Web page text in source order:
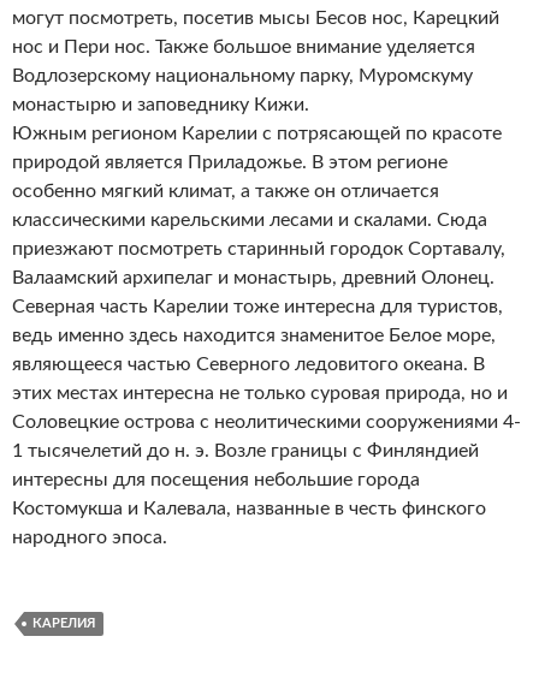
могут посмотреть, посетив мысы Бесов нос, Карецкий
нос и Пери нос. Также большое внимание уделяется
Водлозерскому национальному парку, Муромскуму
монастырю и заповеднику Кижи.
Южным регионом Карелии с потрясающей по красоте
природой является Приладожье. В этом регионе
особенно мягкий климат, а также он отличается
классическими карельскими лесами и скалами. Сюда
приезжают посмотреть старинный городок Сортавалу,
Валаамский архипелаг и монастырь, древний Олонец.
Северная часть Карелии тоже интересна для туристов,
ведь именно здесь находится знаменитое Белое море,
являющееся частью Северного ледовитого океана. В
этих местах интересна не только суровая природа, но и
Соловецкие острова с неолитическими сооружениями 4-
1 тысячелетий до н. э. Возле границы с Финляндией
интересны для посещения небольшие города
Костомукша и Калевала, названные в честь финского
народного эпоса.
КАРЕЛИЯ